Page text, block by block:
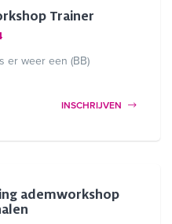
Trainer
er weer een (BB)
INSCHRIJVEN
ademworkshop